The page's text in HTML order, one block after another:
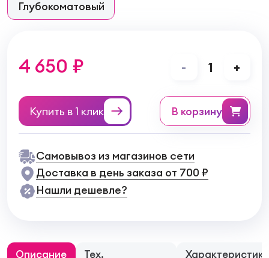
Глубокоматовый
4 650 ₽ - 1 +
Купить в 1 клик в корзину
Самовывоз из магазинов сети
Доставка в день заказа от 700 ₽
Нашли дешевле?
Описание
Тех.
Характеристики